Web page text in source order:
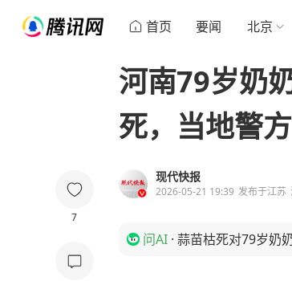
首页 要闻 北京
7
河南79岁奶
死，当地警
现代快报
2026-05-21 19:39 发布于江苏
问AI · 蒜苗枯死对79岁奶